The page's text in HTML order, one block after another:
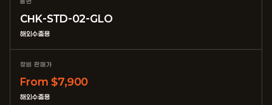
CHK-STD-02-GLO
해외수출용
장비 판매가
From $7,900
해외수출용